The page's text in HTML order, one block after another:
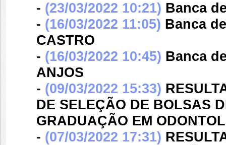
- (23/03/2022 10:21) Banca
- (16/03/2022 11:05) Banca
CASTRO
- (16/03/2022 10:45) Banca
ANJOS
- (09/03/2022 15:33)
DE SELEÇÃO DE BOLSAS
GRADUAÇÃO EM
- (07/03/2022 17:31)